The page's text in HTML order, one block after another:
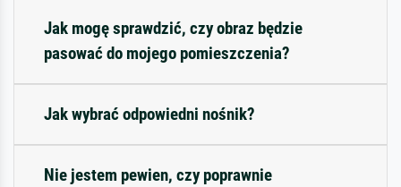
Jak mogę sprawdzić, czy obraz będzie
pasować do mojego pomieszczenia?
Jak wybrać odpowiedni nośnik?
Nie jestem pewien, czy poprawnie